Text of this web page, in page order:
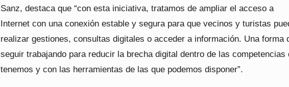
Sanz, destaca que “con esta iniciativa, tratamos de ampliar el acceso a
Internet con una conexión estable y segura para que vecinos y turistas
realizar gestiones, consultas digitales o acceder a información. Una forma
seguir trabajando para reducir la brecha digital dentro de las competencias
tenemos y con las herramientas de las que podemos disponer”.